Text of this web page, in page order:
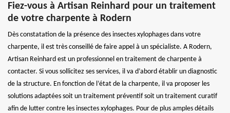
Fiez-vous à Artisan Reinhard pour un traitement
de votre charpente à Rodern
Dès constatation de la présence des insectes xylophages dans votre
charpente, il est très conseillé de faire appel à un spécialiste. A Rodern,
Artisan Reinhard est un professionnel en traitement de charpente à
contacter. Si vous sollicitez ses services, il va d’abord établir un diagnostic
de la structure. En fonction de l’état de la charpente, il va proposer les
solutions adaptées soit un traitement préventif soit un traitement curatif
afin de lutter contre les insectes xylophages. Pour de plus amples détails